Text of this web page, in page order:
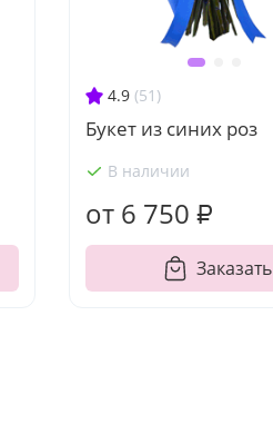
4.9 (51)
Букет из синих роз
В наличии
от 6 750 ₽
Заказать